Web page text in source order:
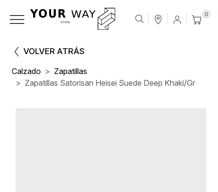
0
VOLVER ATRÁS
Calzado
Zapatillas
Zapatillas Satorisan Heisei Suede Deep Khaki/Gr